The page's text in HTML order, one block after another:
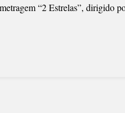
“2 Estrelas”, dirigido